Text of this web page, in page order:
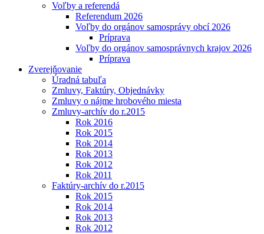
Voľby a referendá
Referendum 2026
Voľby do orgánov samosprávy obcí 2026
Príprava
Voľby do orgánov samosprávnych krajov 2026
Príprava
Zverejňovanie
Úradná tabuľa
Zmluvy, Faktúry, Objednávky
Zmluvy o nájme hrobového miesta
Zmluvy-archív do r.2015
Rok 2016
Rok 2015
Rok 2014
Rok 2013
Rok 2012
Rok 2011
Faktúry-archív do r.2015
Rok 2015
Rok 2014
Rok 2013
Rok 2012